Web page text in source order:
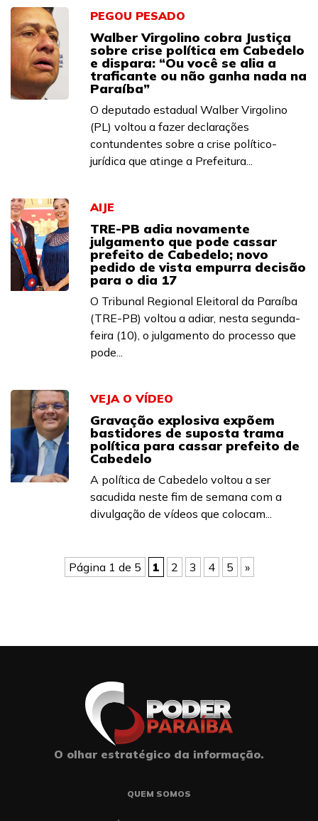
PEGOU PESADO
Walber Virgolino cobra Justiça
sobre crise política em Cabedelo
e dispara: “Ou você se alia a
traficante ou não ganha nada na
Paraíba”
O deputado estadual Walber Virgolino
(PL) voltou a fazer declarações
contundentes sobre a crise político-
jurídica que atinge a Prefeitura...
AIJE
TRE-PB adia novamente
julgamento que pode cassar
prefeito de Cabedelo; novo
pedido de vista empurra decisão
para o dia 17
O Tribunal Regional Eleitoral da Paraíba
(TRE-PB) voltou a adiar, nesta segunda-
feira (10), o julgamento do processo que
pode...
VEJA O VÍDEO
Gravação explosiva expõem
bastidores de suposta trama
política para cassar prefeito de
Cabedelo
A política de Cabedelo voltou a ser
sacudida neste fim de semana com a
divulgação de vídeos que colocam...
Página 1 de 5 1 2 3 4 5 »
O olhar estratégico da informação.
QUEM SOMOS